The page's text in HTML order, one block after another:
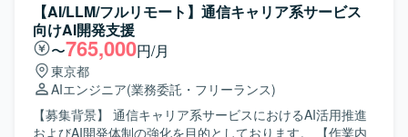
【AI/LLM/フルリモート】通信キャリア系サービス
向けAI開発支援
〜765,000円/月
東京都
AIエンジニア(業務委託・フリーランス)
【募集背景】 通信キャリア系サービスにおけるAI活用推進
およびAI開発体制の強化を目的としております。 【作業内